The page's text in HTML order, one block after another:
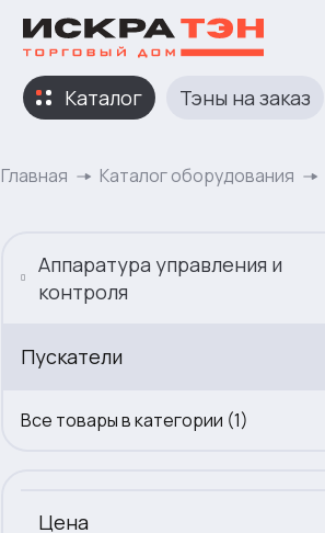
Каталог Тэны на заказ
Главная Каталог оборудования
Аппаратура управления и
контроля
Пускатели
Все товары в категории (1)
Цена